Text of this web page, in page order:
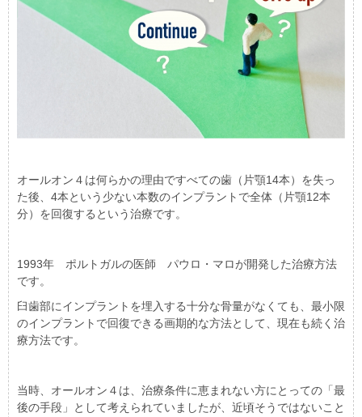
オールオン４は何らかの理由ですべての歯（片顎14本）を失っ
た後、4本という少ない本数のインプラントで全体（片顎12本
分）を回復するという治療です。
1993年 ポルトガルの医師 パウロ・マロが開発した治療方法
です。
臼歯部にインプラントを埋入する十分な骨量がなくても、最小限
のインプラントで回復できる画期的な方法として、現在も続く治
療方法です。
当時、オールオン４は、治療条件に恵まれない方にとっての「最
後の手段」として考えられていましたが、近頃そうではないこと